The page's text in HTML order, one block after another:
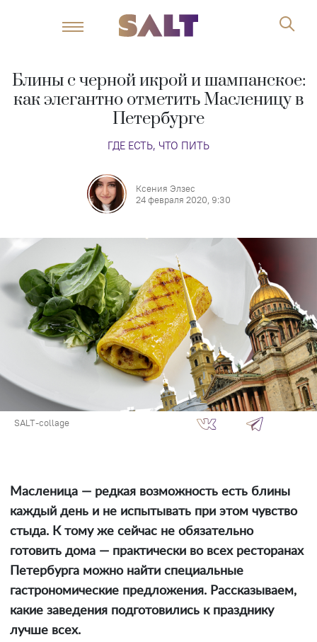
Блины с черной икрой и шампанское:
как элегантно отметить Масленицу в
Петербурге
ГДЕ ЕСТЬ, ЧТО ПИТЬ
Ксения Элзес
24 февраля 2020, 9:30
SALT-collage
Масленица — редкая возможность есть блины
каждый день и не испытывать при этом чувство
стыда. К тому же сейчас не обязательно
готовить дома — практически во всех ресторанах
Петербурга можно найти специальные
гастрономические предложения. Рассказываем,
какие заведения подготовились к празднику
лучше всех.